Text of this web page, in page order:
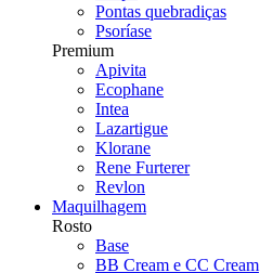
Pontas quebradiças
Psoríase
Premium
Apivita
Ecophane
Intea
Lazartigue
Klorane
Rene Furterer
Revlon
Maquilhagem
Rosto
Base
BB Cream e CC Cream